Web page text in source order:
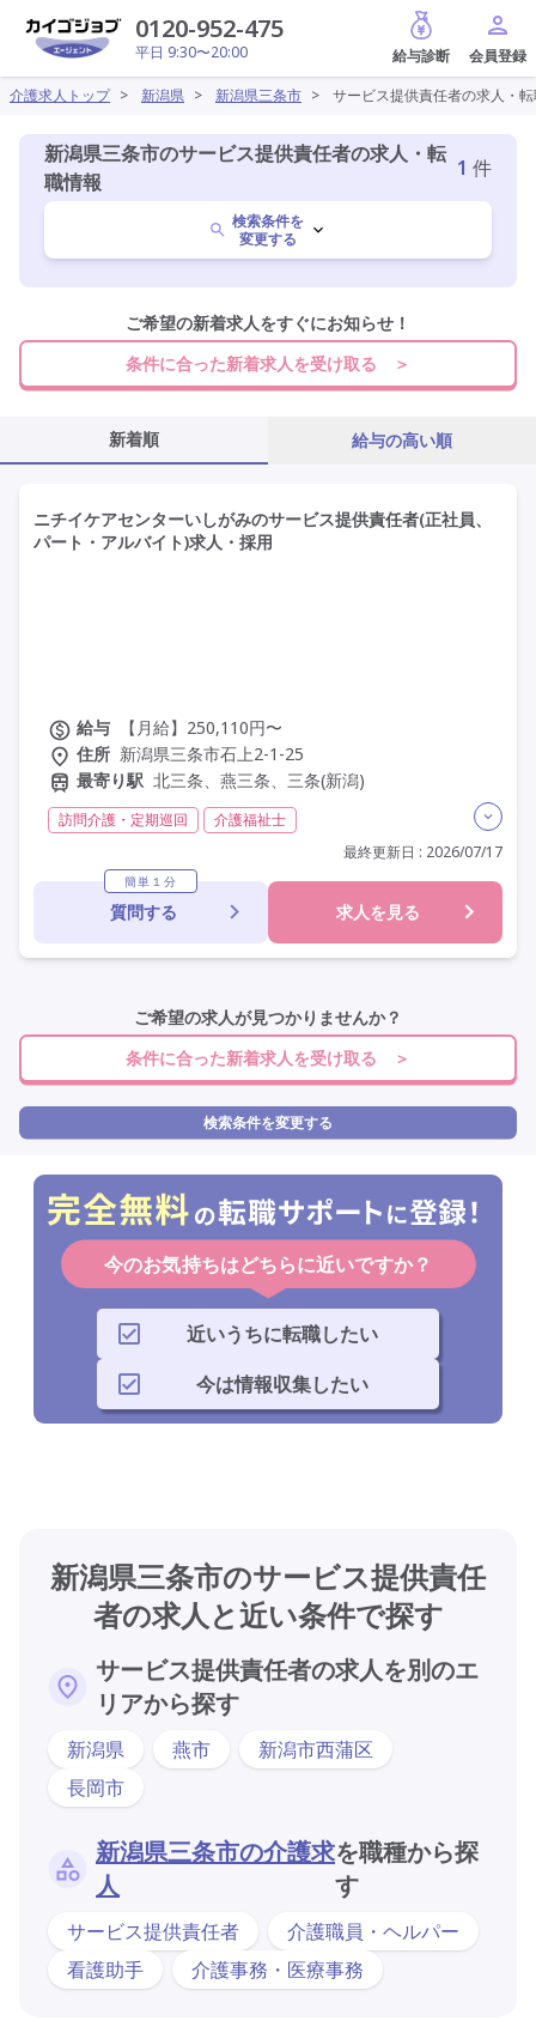
0120-952-475
平日 9:30〜20:00
給与診断
介護求人トップ > 新潟県 > 新潟県三条市 > サービス提供責任者の求人・
新潟県三条市のサービス提供責任者の求人・転
職情報
1 件
検索条件を
変更する
新潟県 変更
ご希望の新着求人をすぐにお知らせ！
条件に合った新着求人を受け取る ＞
新着順 給与の高い順
ニチイケアセンターいしがみのサービス提供責任者(正社員、
パート・アルバイト)求人・採用
給与
【月給】250,110円〜
住所 新潟県三条市石上2-1-25
最寄り駅 北三条、燕三条、三条(新潟)
訪問介護・定期巡回
介護福祉士
残業月20時間以内
非常勤 社会保険完備 交通費支給
学歴不問
未経験歓迎
定年60歳以上 定年65歳以上
車通勤可
最終更新日 : 2026/07/17
簡単１分
質問する 求人を見る
ご希望の求人が見つかりませんか？
条件に合った新着求人を受け取る ＞
検索条件を変更する
今のお気持ちはどちらに近いですか？
近いうちに転職したい
今は情報収集したい
新潟県三条市のサービス提供責任
者の求人と近い条件で探す
サービス提供責任者の求人を別のエ
リアから探す
新潟県 燕市
新潟市西蒲区
長岡市
新潟県三条市の介護求
人
を職種から探
す
サービス提供責任者
介護職員・ヘルパー
看護助手
介護事務・医療事務